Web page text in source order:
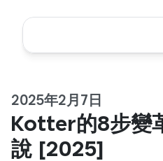
2025年2月7日
Kotter的8步變
說 [2025]